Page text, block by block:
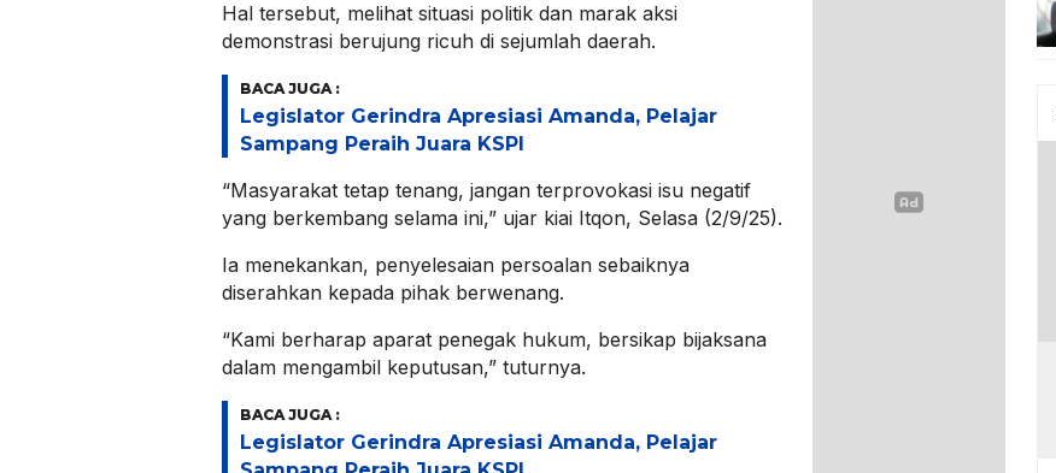
Hal tersebut, melihat situasi politik dan marak aksi
demonstrasi berujung ricuh di sejumlah daerah.
BACA JUGA :
Legislator Gerindra Apresiasi Amanda, Pelajar
Sampang Peraih Juara KSPI
“Masyarakat tetap tenang, jangan terprovokasi isu negatif
yang berkembang selama ini,” ujar kiai Itqon, Selasa (2/9/25).
Ia menekankan, penyelesaian persoalan sebaiknya
diserahkan kepada pihak berwenang.
“Kami berharap aparat penegak hukum, bersikap bijaksana
dalam mengambil keputusan,” tuturnya.
BACA JUGA :
Legislator Gerindra Apresiasi Amanda, Pelajar